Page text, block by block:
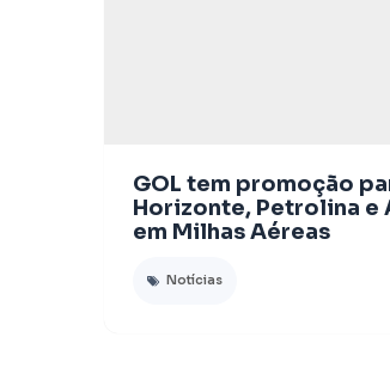
GOL tem promoção
Horizonte, Petrolina e
em Milhas Aéreas
Notícias